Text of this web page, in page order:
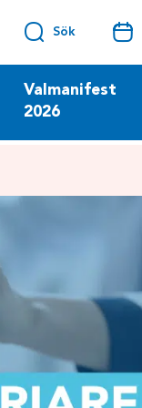
Sök
Valmanifest
2026